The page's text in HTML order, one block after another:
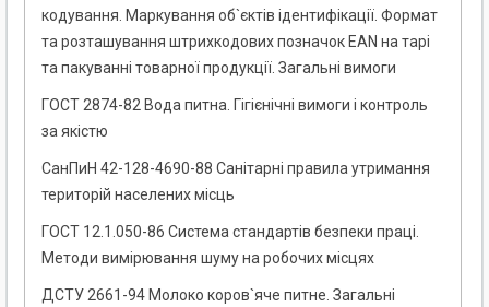
кодування. Маркування об`єктів ідентифікації. Формат
та розташування штрихкодових позначок EAN на тарі
та пакуванні товарної продукції. Загальні вимоги
ГОСТ 2874-82 Вода питна. Гігієнічні вимоги і контроль
за якістю
СанПиН 42-128-4690-88 Санітарні правила утримання
територій населених місць
ГОСТ 12.1.050-86 Система стандартів безпеки праці.
Методи вимірювання шуму на робочих місцях
ДСТУ 2661-94 Молоко коров`яче питне. Загальні